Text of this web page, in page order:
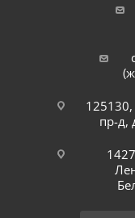
125130,
пр-д,